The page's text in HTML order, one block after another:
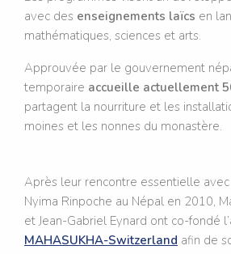
avec des enseignements laïcs en
mathématiques, sciences et arts.
Approuvée par le gouvernement
temporaire accueille actuellement
partagent la nourriture et les
moines et les nonnes du monastère.
Après leur rencontre essentielle
Nyima Rinpoche au Népal en 2010,
et Jean-Gabriel Eynard ont co-fondé
MAHASUKHA-Switzerland afin de